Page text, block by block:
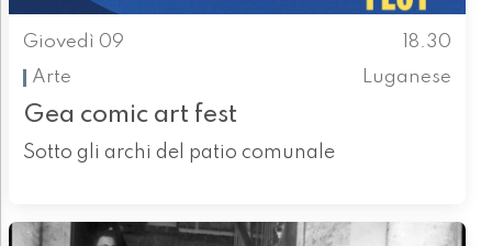
Giovedì 09
18.30
Arte
Luganese
Gea comic art fest
Sotto gli archi del patio comunale